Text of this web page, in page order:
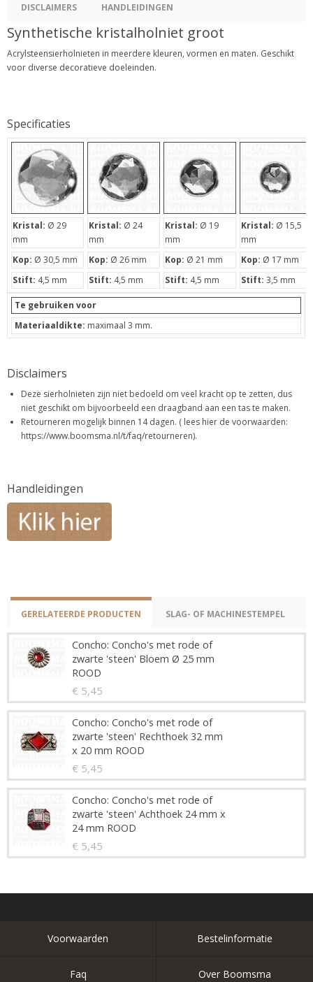
DISCLAIMERS HANDLEIDINGEN
Synthetische kristalholniet groot
Acrylsteensierholnieten in meerdere kleuren, vormen en maten. Geschikt
voor diverse decoratieve doeleinden.
Specificaties
Kristal: Ø 29
mm
Kristal: Ø 24
mm
Kristal: Ø 19
mm
Kristal: Ø 15,5
mm
Kop: Ø 30,5 mm Kop: Ø 26 mm Kop: Ø 21 mm Kop: Ø 17 mm
Stift: 4,5 mm Stift: 4,5 mm Stift: 4,5 mm Stift: 3,5 mm
Te gebruiken voor
Materiaaldikte: maximaal 3 mm.
Disclaimers
Deze sierholnieten zijn niet bedoeld om veel kracht op te zetten, dus
niet geschikt om bijvoorbeeld een draagband aan een tas te maken.
Retourneren mogelijk binnen 14 dagen. ( lees hier de voorwaarden:
https://www.boomsma.nl/t/faq/retourneren).
Handleidingen
GERELATEERDE PRODUCTEN SLAG- OF MACHINESTEMPEL
Concho: Concho's met rode of
zwarte 'steen' Bloem Ø 25 mm
ROOD
€ 5,45
Concho: Concho's met rode of
zwarte 'steen' Rechthoek 32 mm
x 20 mm ROOD
€ 5,45
Concho: Concho's met rode of
zwarte 'steen' Achthoek 24 mm x
24 mm ROOD
€ 5,45
Voorwaarden Bestelinformatie
Faq Over Boomsma